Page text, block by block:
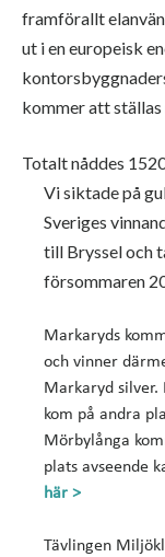
framförallt
ut i en europeisk
kommer att
Totalt nåddes
Vi siktade på
Sveriges
till Bryssel och
försommaren
Markaryds
och vinner
Markaryd silver.
kom på andra
Mörbylånga
plats avseende
här >
Tävlingen